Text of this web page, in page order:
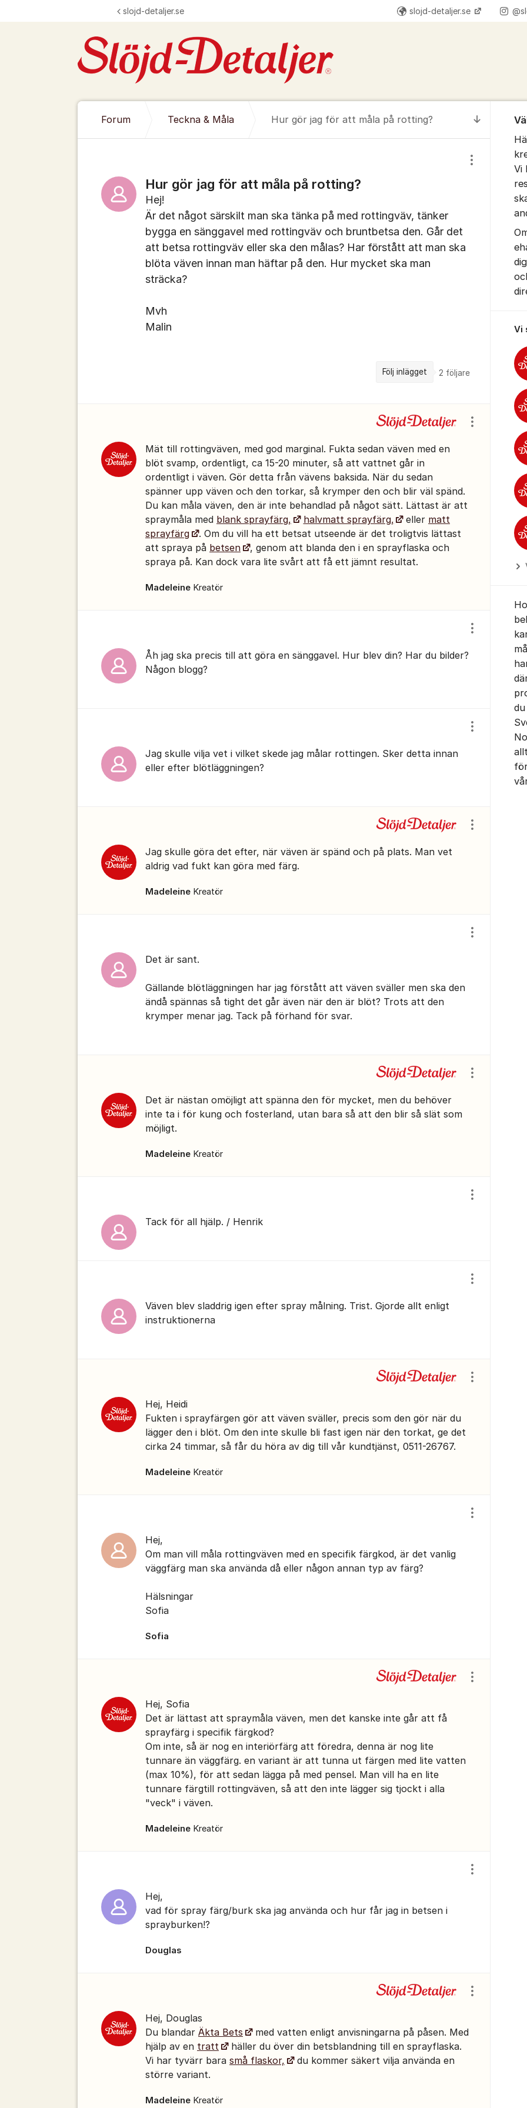
slojd-detaljer.se slojd-detaljer.se
Till
Forum Teckna & Måla Hur gör jag för att måla på rotting?
Hur gör jag för att måla på rotting?
Visa/dölj
Hej!
Är det något särskilt man ska tänka på med rottingväv, tänker
bygga en sänggavel med rottingväv och bruntbetsa den. Går det
att betsa rottingväv eller ska den målas? Har förstått att man ska
blöta väven innan man häftar på den. Hur mycket ska man
sträcka?
Mvh
Malin
Följ inlägget 2 följare
Mät till rottingväven, med god marginal. Fukta sedan väven med en
blöt svamp, ordentligt, ca 15-20 minuter, så att vattnet går in
ordentligt i väven. Gör detta från vävens baksida. När du sedan
spänner upp väven och den torkar, så krymper den och blir väl spänd.
Du kan måla väven, den är inte behandlad på något sätt. Lättast är att
spraymåla med blank sprayfärg, halvmatt sprayfärg, eller matt
sprayfärg
. Om du vill ha ett betsat utseende är det troligtvis lättast
att spraya på betsen
, genom att blanda den i en sprayflaska och
spraya på. Kan dock vara lite svårt att få ett jämnt resultat.
Madeleine Kreatör
Visa/dölj
Åh jag ska precis till att göra en sänggavel. Hur blev din? Har du bilder?
Någon blogg?
Visa/dölj
Jag skulle vilja vet i vilket skede jag målar rottingen. Sker detta innan
eller efter blötläggningen?
Visa/dölj
Jag skulle göra det efter, när väven är spänd och på plats. Man vet
aldrig vad fukt kan göra med färg.
Madeleine Kreatör
Visa/dölj
Det är sant.
Gällande blötläggningen har jag förstått att väven sväller men ska den
ändå spännas så tight det går även när den är blöt? Trots att den
krymper menar jag. Tack på förhand för svar.
Visa/dölj
Det är nästan omöjligt att spänna den för mycket, men du behöver
inte ta i för kung och fosterland, utan bara så att den blir så slät som
möjligt.
Madeleine Kreatör
Visa/dölj
Tack för all hjälp. / Henrik
Visa/dölj
Väven blev sladdrig igen efter spray målning. Trist. Gjorde allt enligt
instruktionerna
Visa/dölj
Hej, Heidi
Fukten i sprayfärgen gör att väven sväller, precis som den gör när du
lägger den i blöt. Om den inte skulle bli fast igen när den torkat, ge det
cirka 24 timmar, så får du höra av dig till vår kundtjänst, 0511-26767.
Madeleine Kreatör
Visa/dölj
Hej,
Om man vill måla rottingväven med en specifik färgkod, är det vanlig
väggfärg man ska använda då eller någon annan typ av färg?
Hälsningar
Sofia
Sofia
Visa/dölj
Hej, Sofia
Det är lättast att spraymåla väven, men det kanske inte går att få
sprayfärg i specifik färgkod?
Om inte, så är nog en interiörfärg att föredra, denna är nog lite
tunnare än väggfärg. en variant är att tunna ut färgen med lite vatten
(max 10%), för att sedan lägga på med pensel. Man vill ha en lite
tunnare färgtill rottingväven, så att den inte lägger sig tjockt i alla
"veck" i väven.
Madeleine Kreatör
Visa/dölj
Hej,
vad för spray färg/burk ska jag använda och hur får jag in betsen i
sprayburken!?
Douglas
Visa/dölj
Hej, Douglas
Du blandar Äkta Bets
med vatten enligt anvisningarna på påsen. Med
hjälp av en ​ tratt
​​​ häller du över din betsblandning till en sprayflaska.
Vi har tyvärr bara små flaskor,
du kommer säkert vilja använda en
större variant.
Madeleine Kreatör
Visa/dölj
Vi
Vi